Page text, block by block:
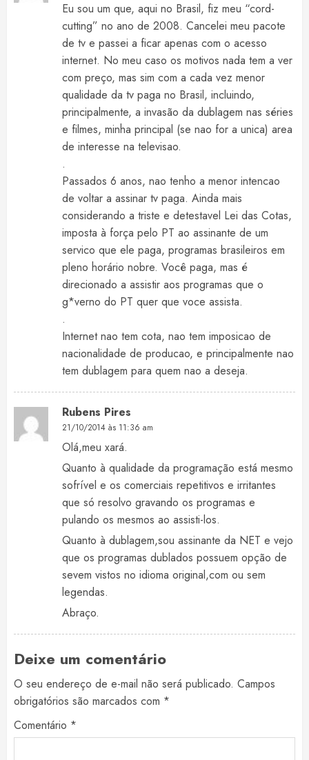
Eu sou um que, aqui no Brasil, fiz meu “cord-
cutting” no ano de 2008. Cancelei meu pacote
de tv e passei a ficar apenas com o acesso
internet. No meu caso os motivos nada tem a ver
com preço, mas sim com a cada vez menor
qualidade da tv paga no Brasil, incluindo,
principalmente, a invasão da dublagem nas séries
e filmes, minha principal (se nao for a unica) area
de interesse na televisao.
.
Passados 6 anos, nao tenho a menor intencao
de voltar a assinar tv paga. Ainda mais
considerando a triste e detestavel Lei das Cotas,
imposta à força pelo PT ao assinante de um
servico que ele paga, programas brasileiros em
pleno horário nobre. Você paga, mas é
direcionado a assistir aos programas que o
g*verno do PT quer que voce assista.
.
Internet nao tem cota, nao tem imposicao de
nacionalidade de producao, e principalmente nao
tem dublagem para quem nao a deseja.
Rubens Pires
21/10/2014 às 11:36 am
Olá,meu xará.
Quanto à qualidade da programação está mesmo
sofrível e os comerciais repetitivos e irritantes
que só resolvo gravando os programas e
pulando os mesmos ao assisti-los.
Quanto à dublagem,sou assinante da NET e vejo
que os programas dublados possuem opção de
sevem vistos no idioma original,com ou sem
legendas.
Abraço.
Deixe um comentário
O seu endereço de e-mail não será publicado. Campos
obrigatórios são marcados com *
Comentário *